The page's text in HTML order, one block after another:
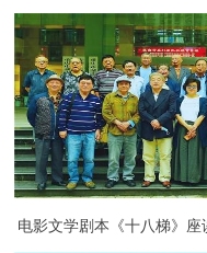
电影文学剧本《十八梯》